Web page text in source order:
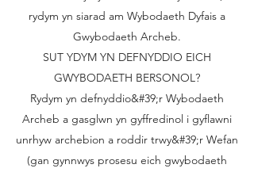
rydym yn siarad am Wybodaeth Dyfais a
Gwybodaeth Archeb.
SUT YDYM YN DEFNYDDIO EICH
GWYBODAETH BERSONOL?
Rydym yn defnyddio&#39;r Wybodaeth
Archeb a gasglwn yn gyffredinol i gyflawni
unrhyw archebion a roddir trwy&#39;r Wefan
(gan gynnwys prosesu eich gwybodaeth